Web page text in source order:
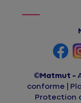
©Matmut
conforme
Protection